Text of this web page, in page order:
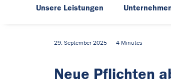
Unsere Leistungen
29. September 2025 4 Minutes
Neue Pflichten